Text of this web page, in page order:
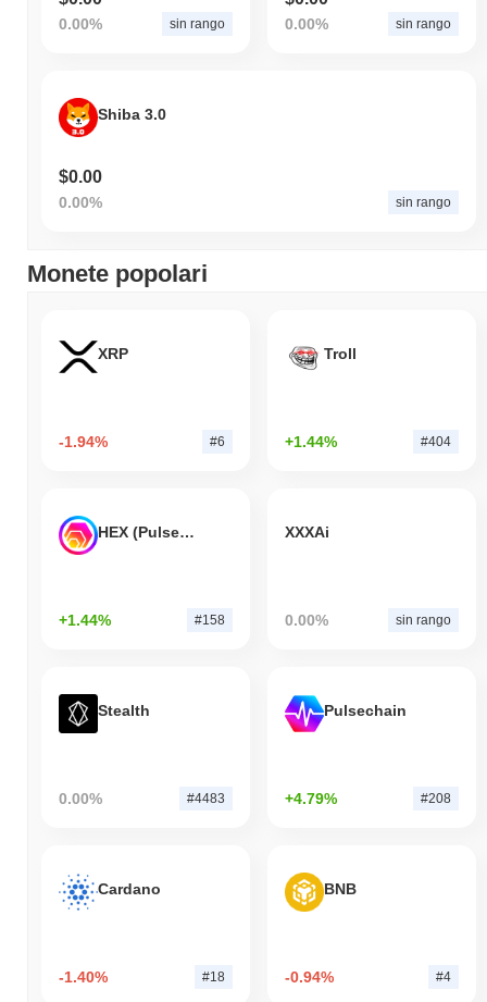
0.00% sin rango 0.00% sin rango
Shiba 3.0
$0.00
0.00% sin rango
Monete popolari
XRP
-1.94% #6
Troll
+1.44% #404
HEX (Pulsechain)
+1.44% #158
XXXAi
0.00% sin rango
Stealth
0.00% #4483
Pulsechain
+4.79% #208
Cardano
-1.40% #18
BNB
-0.94% #4